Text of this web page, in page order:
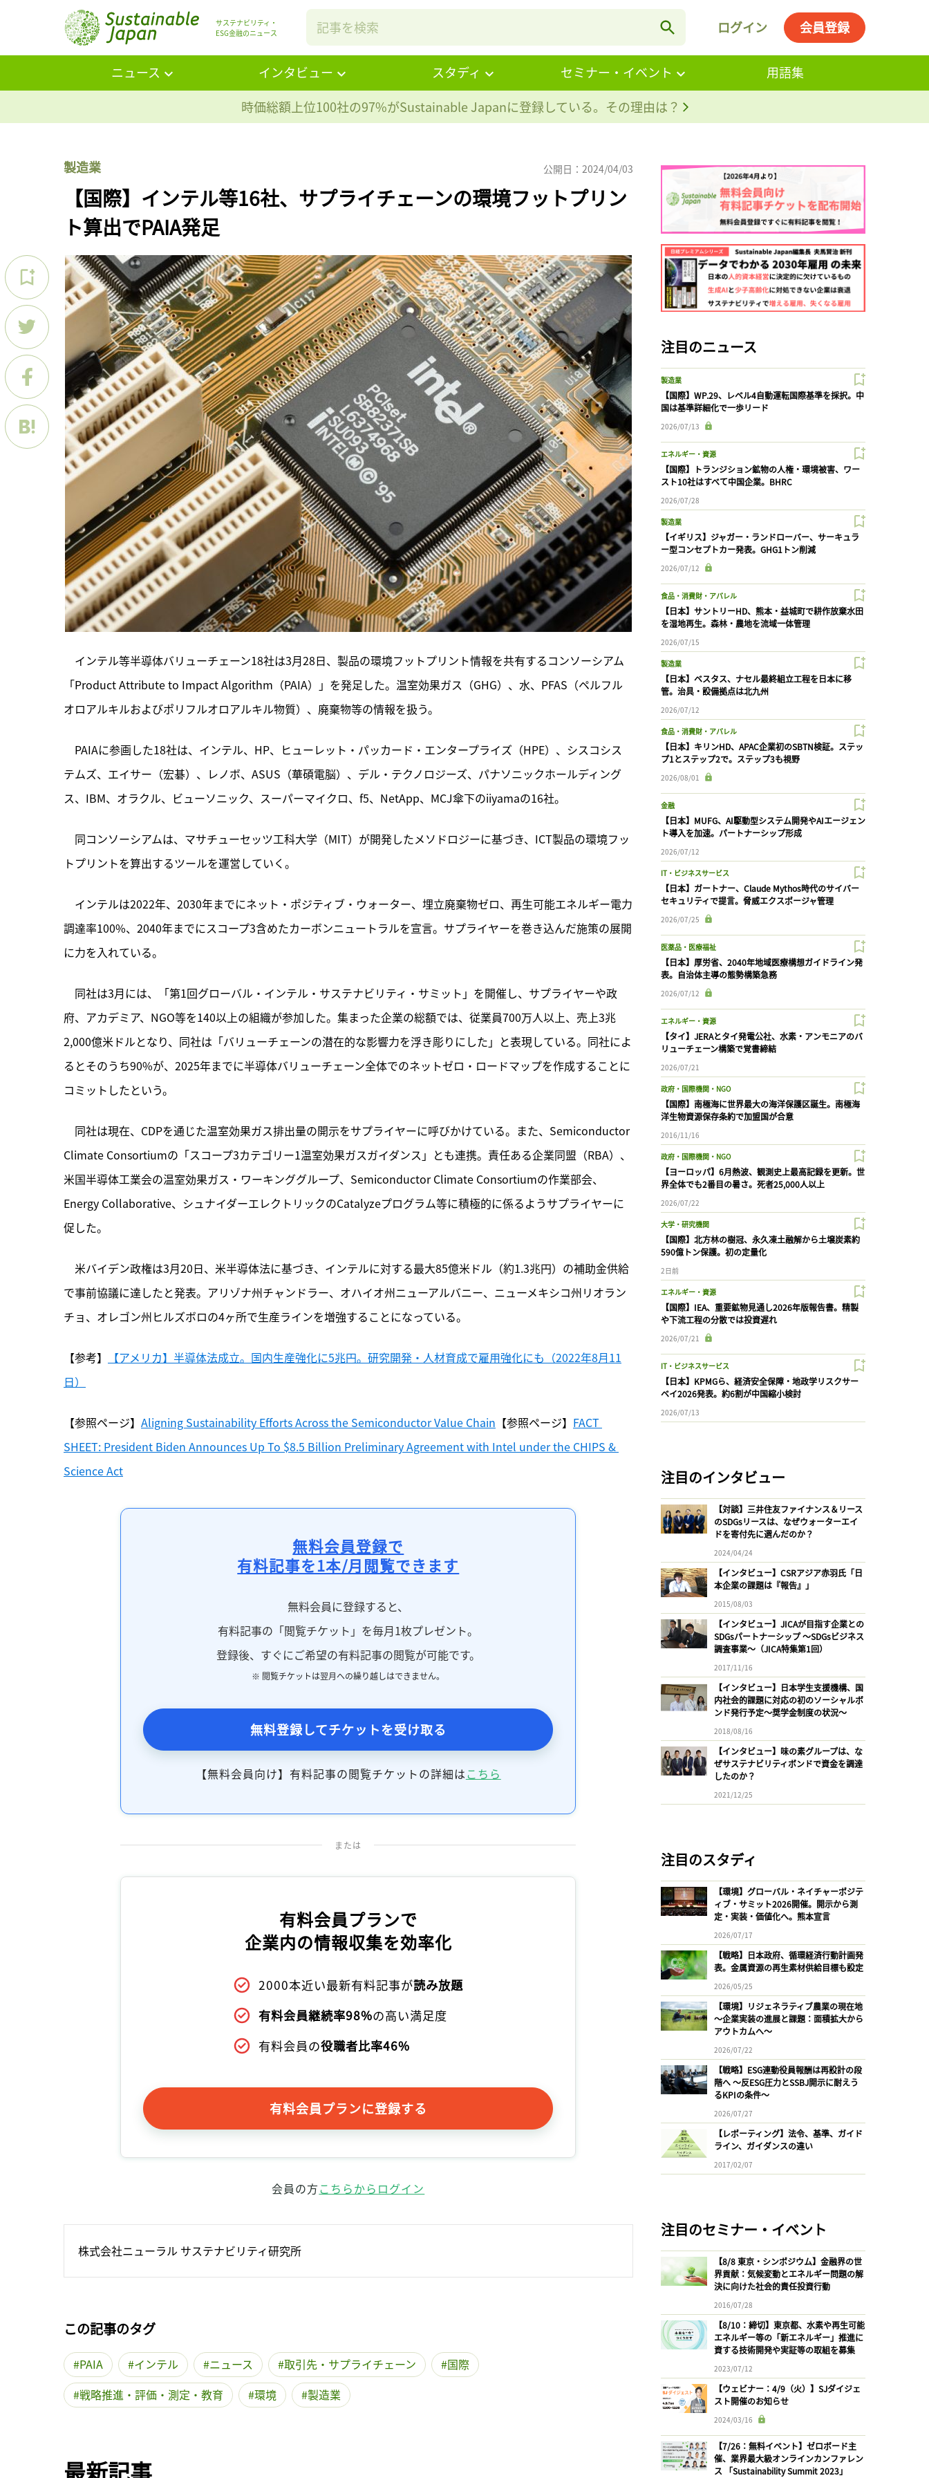
サステナビリティ・
ESG金融のニュース
ログイン 会員登録
ニュース インタビュー スタディ セミナー・イベント
用語集
時価総額上位100社の97%がSustainable Japanに登録している。その理由は？
製造業 公開日：2024/04/03
【国際】インテル等16社、サプライチェーンの環境フットプリン
ト算出でPAIA発足
インテル等半導体バリューチェーン18社は3月28日、製品の環境フットプリント情報を共有するコンソーシアム
「Product Attribute to Impact Algorithm（PAIA）」を発足した。温室効果ガス（GHG）、水、PFAS（ペルフル
オロアルキルおよびポリフルオロアルキル物質）、廃棄物等の情報を扱う。
PAIAに参画した18社は、 インテル、HP、ヒューレット・パッカード・エンタープライズ（HPE）、シスコシス
テムズ、エイサー（宏碁）、レノボ、ASUS（華碩電脳）、デル・テクノロジーズ、パナソニックホールディング
ス、IBM、オラクル、ビューソニック、スーパーマイクロ、f5、NetApp、MCJ傘下のiiyamaの16社。
同コンソーシアムは、マサチューセッツ工科大学（MIT）が開発したメソドロジーに基づき、ICT製品の環境フッ
トプリントを算出するツールを運営していく。
インテルは2022年、2030年までにネット・ポジティブ・ウォーター、埋立廃棄物ゼロ、再生可能エネルギー電力
調達率100%、2040年までにスコープ3含めたカーボンニュートラルを宣言。サプライヤーを巻き込んだ施策の展開
に力を入れている。
同社は3月には、「第1回グローバル・インテル・サステナビリティ・サミット」を開催し、サプライヤーや政
府、アカデミア、NGO等を140以上の組織が参加した。集まった企業の総額では、従業員700万人以上、売上3兆
2,000億米ドルとなり、同社は「バリューチェーンの潜在的な影響力を浮き彫りにした」と表現している。同社によ
るとそのうち90%が、2025年までに半導体バリューチェーン全体でのネットゼロ・ロードマップを作成することに
コミットしたという。
同社は現在、CDPを通じた温室効果ガス排出量の開示をサプライヤーに呼びかけている。また、Semiconductor
Climate Consortiumの「スコープ3カテゴリー1温室効果ガスガイダンス」とも連携。責任ある企業同盟（RBA）、
米国半導体工業会の温室効果ガス・ワーキンググループ、Semiconductor Climate Consortiumの作業部会、
Energy Collaborative、シュナイダーエレクトリックのCatalyzeプログラム等に積極的に係るようサプライヤーに
促した。
米バイデン政権は3月20日、米半導体法に基づき、インテルに対する最大85億米ドル（約1.3兆円）の補助金供給
で事前協議に達したと発表。アリゾナ州チャンドラー、オハイオ州ニューアルバニー、ニューメキシコ州リオラン
チョ、オレゴン州ヒルズボロの4ヶ所で生産ラインを増強することになっている。
【参考】
【アメリカ】半導体法成立。国内生産強化に5兆円。研究開発・人材育成で雇用強化にも（2022年8月11
日）
【参照ページ】 Aligning Sustainability Efforts Across the Semiconductor Value Chain 【参照ページ】 FACT
SHEET: President Biden Announces Up To $8.5 Billion Preliminary Agreement with Intel under the CHIPS &
Science Act
無料会員登録で
有料記事を1本/月閲覧できます
無料会員に登録すると、
有料記事の「閲覧チケット」を毎月1枚プレゼント。
登録後、すぐにご希望の有料記事の閲覧が可能です。
※ 閲覧チケットは翌月への繰り越しはできません。
無料登録してチケットを受け取る
【無料会員向け】有料記事の閲覧チケットの詳細はこちら
または
有料会員プランで
企業内の情報収集を効率化
2000本近い最新有料記事が読み放題
有料会員継続率98%の高い満足度
有料会員の役職者比率46%
有料会員プランに登録する
会員の方こちらからログイン
株式会社ニューラル サステナビリティ研究所
この記事のタグ
PAIA インテル ニュース 取引先・サプライチェーン
国際
戦略推進・評価・測定・教育
環境 製造業
最新記事
注目のニュース
製造業
【国際】WP.29、レベル4自動運転国際基準を採択。中
国は基準詳細化で一歩リード
2026/07/13
エネルギー・資源
【国際】トランジション鉱物の人権・環境被害、ワー
スト10社はすべて中国企業。BHRC
2026/07/28
製造業
【イギリス】ジャガー・ランドローバー、サーキュラ
ー型コンセプトカー発表。GHG1トン削減
2026/07/12
食品・消費財・アパレル
【日本】サントリーHD、熊本・益城町で耕作放棄水田
を湿地再生。森林・農地を流域一体管理
2026/07/15
製造業
【日本】ベスタス、ナセル最終組立工程を日本に移
管。治具・設備拠点は北九州
2026/07/12
食品・消費財・アパレル
【日本】キリンHD、APAC企業初のSBTN検証。ステッ
プ1とステップ2で。ステップ3も視野
2026/08/01
金融
【日本】MUFG、AI駆動型システム開発やAIエージェン
ト導入を加速。パートナーシップ形成
2026/07/12
IT・ビジネスサービス
【日本】ガートナー、Claude Mythos時代のサイバー
セキュリティで提言。脅威エクスポージャ管理
2026/07/25
医薬品・医療福祉
【日本】厚労省、2040年地域医療構想ガイドライン発
表。自治体主導の態勢構築急務
2026/07/12
エネルギー・資源
【タイ】JERAとタイ発電公社、水素・アンモニアのバ
リューチェーン構築で覚書締結
2026/07/21
政府・国際機関・NGO
【国際】南極海に世界最大の海洋保護区誕生。南極海
洋生物資源保存条約で加盟国が合意
2016/11/16
政府・国際機関・NGO
【ヨーロッパ】6月熱波、観測史上最高記録を更新。世
界全体でも2番目の暑さ。死者25,000人以上
2026/07/22
大学・研究機関
【国際】北方林の樹冠、永久凍土融解から土壌炭素約
590億トン保護。初の定量化
2日前
エネルギー・資源
【国際】IEA、重要鉱物見通し2026年版報告書。精製
や下流工程の分散では投資遅れ
2026/07/21
IT・ビジネスサービス
【日本】KPMGら、経済安全保障・地政学リスクサー
ベイ2026発表。約6割が中国縮小検討
2026/07/13
注目のインタビュー
【対談】三井住友ファイナンス＆リース
のSDGsリースは、なぜウォーターエイ
ドを寄付先に選んだのか？
2024/04/24
【インタビュー】CSRアジア赤羽氏「日
本企業の課題は『報告』」
2015/08/03
【インタビュー】JICAが目指す企業との
SDGsパートナーシップ 〜SDGsビジネス
調査事業〜（JICA特集第1回）
2017/11/16
【インタビュー】日本学生支援機構、国
内社会的課題に対応の初のソーシャルボ
ンド発行予定〜奨学金制度の状況〜
2018/08/16
【インタビュー】味の素グループは、な
ぜサステナビリティボンドで資金を調達
したのか？
2021/12/25
注目のスタディ
【環境】グローバル・ネイチャーポジテ
ィブ・サミット2026開催。開示から測
定・実装・価値化へ。熊本宣言
2026/07/17
【戦略】日本政府、循環経済行動計画発
表。金属資源の再生素材供給目標も設定
2026/05/25
【環境】リジェネラティブ農業の現在地
〜企業実装の進展と課題：面積拡大から
アウトカムへ〜
2026/07/22
【戦略】ESG連動役員報酬は再設計の段
階へ 〜反ESG圧力とSSBJ開示に耐えう
るKPIの条件〜
2026/07/27
【レポーティング】法令、基準、ガイド
ライン、ガイダンスの違い
2017/02/07
注目のセミナー・イベント
【8/8 東京・シンポジウム】金融界の世
界貢献：気候変動とエネルギー問題の解
決に向けた社会的責任投資行動
2016/07/28
【8/10：締切】東京都、水素や再生可能
エネルギー等の「新エネルギー」推進に
資する技術開発や実証等の取組を募集
2023/07/12
【ウェビナー：4/9（火）】SJダイジェ
スト開催のお知らせ
2024/03/16
【7/26：無料イベント】ゼロボード主
催、業界最大級オンラインカンファレン
ス 「Sustainability Summit 2023」
記事をお気に入りに保存するには
ログインが必要です
ログイン